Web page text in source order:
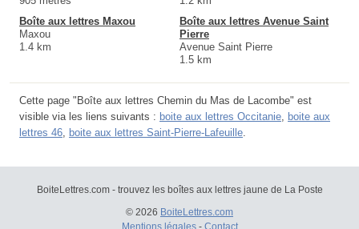
Boîte aux lettres Maxou
Maxou
1.4 km
Boîte aux lettres Avenue Saint
Pierre
Avenue Saint Pierre
1.5 km
Cette page "Boîte aux lettres Chemin du Mas de Lacombe" est
visible via les liens suivants : boite aux lettres Occitanie boite aux
lettres 46 boite aux lettres Saint-Pierre-Lafeuille
BoiteLettres.com - trouvez les boîtes aux lettres jaune de La Poste
© 2026 BoiteLettres.com
Mentions légales- Contact